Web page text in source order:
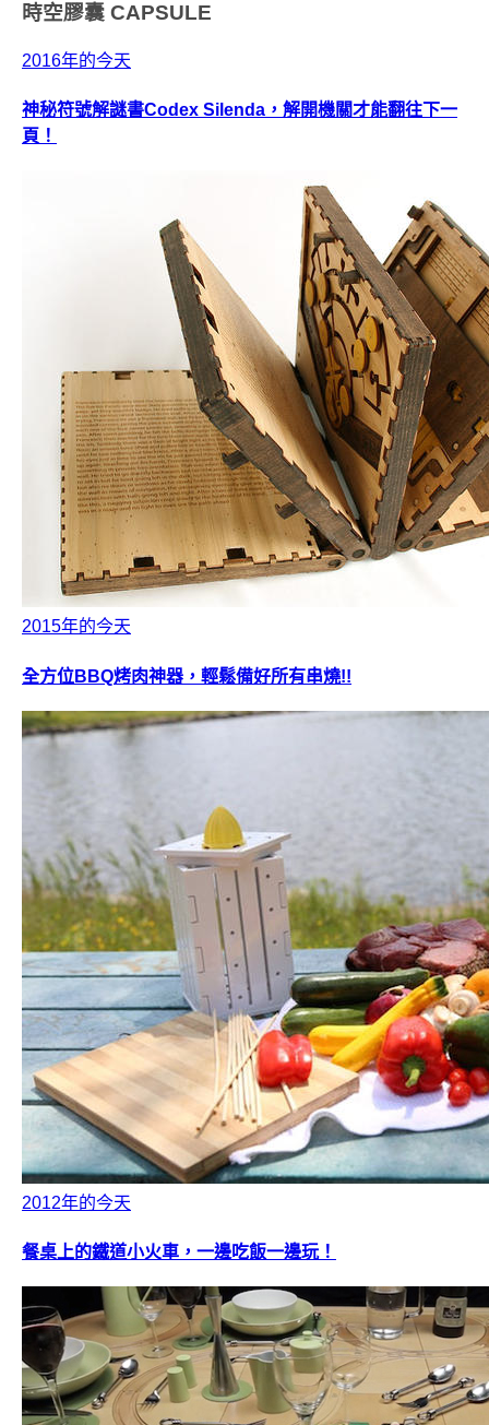
時空膠囊 CAPSULE
2016年的今天
神秘符號解謎書Codex Silenda，解開機關才能翻往下一
頁！
2015年的今天
全方位BBQ烤肉神器，輕鬆備好所有串燒!!
2012年的今天
餐桌上的鐵道小火車，一邊吃飯一邊玩！